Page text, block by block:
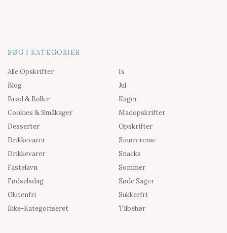
SØG I KATEGORIER
Alle Opskrifter
Blog
Brød & Boller
Cookies & Småkager
Desserter
Drikkevarer
Drikkevarer
Fastelavn
Fødselsdag
Glutenfri
Ikke-Kategoriseret
Is
Jul
Kager
Madopskrifter
Opskrifter
Smørcreme
Snacks
Sommer
Søde Sager
Sukkerfri
Tilbehør